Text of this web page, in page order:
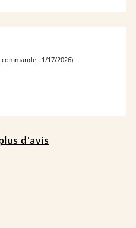
commande : 1/17/2026)
d'avis